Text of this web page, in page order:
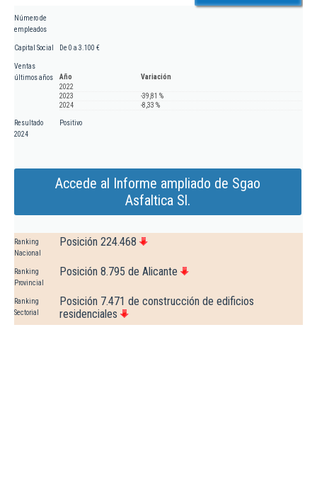
Número de
empleados
Capital Social De 0 a 3.100 €
Ventas
últimos años
Año
Variación
2022
2023
-39,81 %
2024
-8,33 %
Resultado
2024
Positivo
Accede al Informe ampliado de Sgao
Asfaltica Sl.
Ranking
Nacional
Posición 224.468
Ranking
Provincial
Posición 8.795 de Alicante
Ranking
Sectorial
Posición 7.471 de construcción de edificios
residenciales